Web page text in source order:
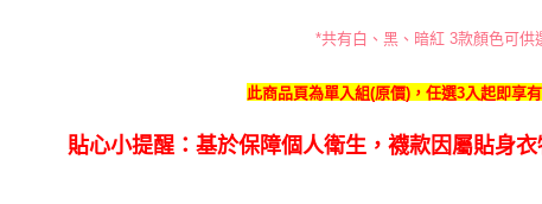
*共有白、黑、暗紅 3款顏色可供
此商品頁為單入組(原價)，任選3入起即享
貼心小提醒：基於保障個人衛生，襪款因屬貼身